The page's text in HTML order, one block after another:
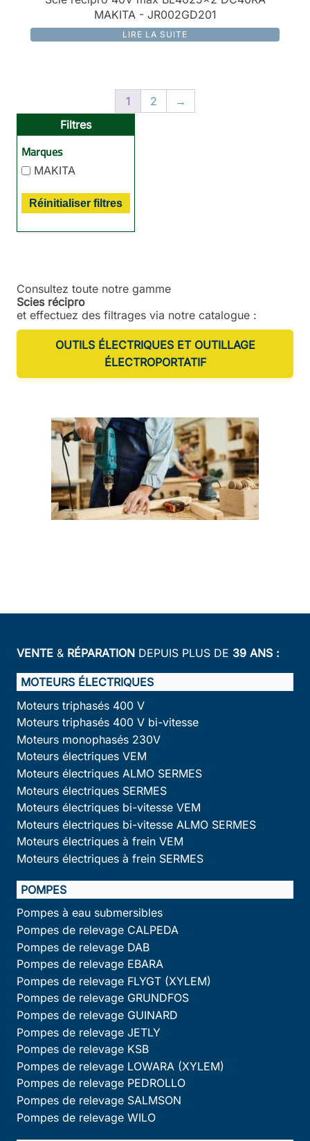
Filtres
Marques
MAKITA
Réinitialiser filtres
MAKITA - JR002GD201
LIRE LA SUITE
1 2 →
Consultez toute notre gamme
Scies récipro
et effectuez des filtrages via notre catalogue :
OUTILS ÉLECTRIQUES ET OUTILLAGE
ÉLECTROPORTATIF
VENTE & RÉPARATION DEPUIS PLUS DE 39 ANS :
MOTEURS ÉLECTRIQUES
Moteurs triphasés 400 V
Moteurs triphasés 400 V bi-vitesse
Moteurs monophasés 230V
Moteurs électriques VEM
Moteurs électriques ALMO SERMES
Moteurs électriques SERMES
Moteurs électriques bi-vitesse VEM
Moteurs électriques bi-vitesse ALMO SERMES
Moteurs électriques à frein VEM
Moteurs électriques à frein SERMES
POMPES
Pompes à eau submersibles
Pompes de relevage CALPEDA
Pompes de relevage DAB
Pompes de relevage EBARA
Pompes de relevage FLYGT (XYLEM)
Pompes de relevage GRUNDFOS
Pompes de relevage GUINARD
Pompes de relevage JETLY
Pompes de relevage KSB
Pompes de relevage LOWARA (XYLEM)
Pompes de relevage PEDROLLO
Pompes de relevage SALMSON
Pompes de relevage WILO